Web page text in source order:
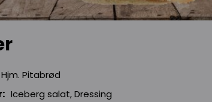
Hjm. Pitabrød
Iceberg salat, Dressing